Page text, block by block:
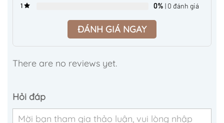
1 0% | 0 đánh giá
ĐÁNH GIÁ NGAY
There are no reviews yet.
Hỏi đáp